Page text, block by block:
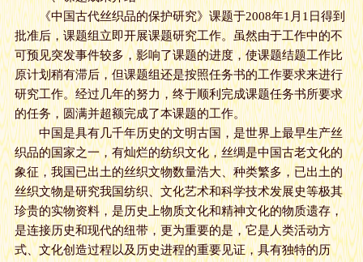
《中国古代丝织品的保护研究》课题于2008年1月1日得到
批准后，课题组立即开展课题研究工作。虽然由于工作中的不
可预见突发事件较多，影响了课题的进度，使课题结题工作比
原计划稍有滞后，但课题组还是按照任务书的工作要求来进行
研究工作。经过几年的努力，终于顺利完成课题任务书所要求
的任务，圆满并超额完成了本课题的工作。
中国是具有几千年历史的文明古国，是世界上最早生产丝
织品的国家之一，有灿烂的纺织文化，丝绸是中国古老文化的
象征，我国已出土的丝织文物数量浩大、种类繁多，已出土的
丝织文物是研究我国纺织、文化艺术和科学技术发展史等极其
珍贵的实物资料，是历史上物质文化和精神文化的物质遗存，
是连接历史和现代的纽带，更为重要的是，它是人类活动方
式、文化创造过程以及历史进程的重要见证，具有独特的历